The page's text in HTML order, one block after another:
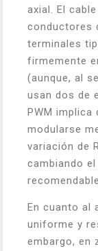
axial. El
conductores
terminales
firmemente
(aunque, al
usan dos de
PWM implica
modularse
variación de
cambiando
En cuanto al
uniforme y
embargo, en